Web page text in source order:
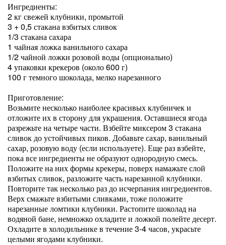
Ингредиенты:
2 кг свежей клубники, промытой
3 + 0,5 стакана взбитых сливок
1/3 стакана сахара
1 чайная ложка ванильного сахара
1/2 чайной ложки розовой воды (опционально)
4 упаковки крекеров (около 600 г)
100 г темного шоколада, мелко нарезанного
Приготовление:
Возьмите несколько наиболее красивых клубничек и
отложите их в сторону для украшения. Оставшиеся ягода
разрежьте на четыре части. Взбейте миксером 3 стакана
сливок до устойчивых пиков. Добавьте сахар, ванильный
сахар, розовую воду (если используете). Еще раз взбейте,
пока все ингредиенты не образуют однородную смесь.
Положите на них формы крекеры, поверх намажьте слой
взбитых сливок, разложите часть нарезанной клубники.
Повторите так несколько раз до исчерпания ингредиентов.
Верх смажьте взбитыми сливками, тоже положите
нарезанные ломтики клубники. Растопите шоколад на
водяной бане, немножко охладите и ложкой полейте десерт.
Охладите в холодильнике в течение 3-4 часов, украсьте
целыми ягодами клубники.